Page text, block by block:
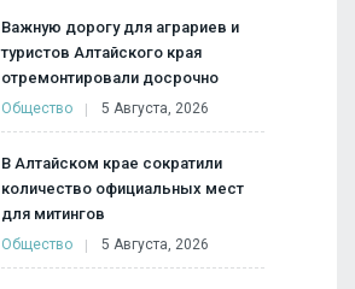
Важную дорогу для аграриев и
туристов Алтайского края
отремонтировали досрочно
Общество 5 Августа, 2026
В Алтайском крае сократили
количество официальных мест
для митингов
Общество 5 Августа, 2026